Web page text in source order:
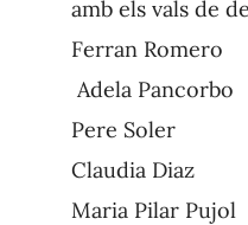
amb els vals de
Ferran
Adela Pancorbo
Pere
Claudia Diaz
Maria